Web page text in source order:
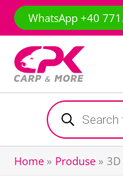
Skip
WhatsApp +40
Products
search
Home Produse 3D